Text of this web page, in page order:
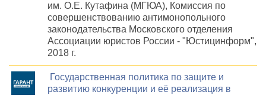
им. О.Е. Кутафина (МГЮА), Комиссия по
совершенствованию антимонопольного
законодательства Московского отделения
Ассоциации юристов России - "Юстицинформ",
2018 г.
Государственная политика по защите и
развитию конкуренции и её реализация в